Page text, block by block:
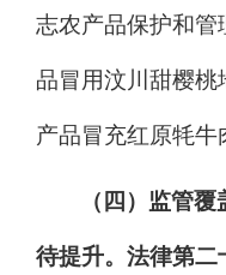
志农产品保护和管
品冒用汶川甜樱桃
产品冒充红原牦牛
（四）监管
待提升。 法律第二